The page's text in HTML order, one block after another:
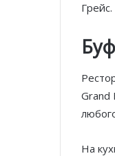
Грейс.
Grand
На